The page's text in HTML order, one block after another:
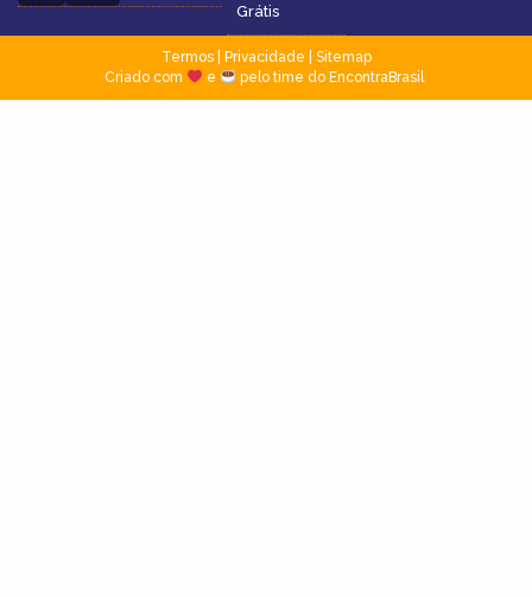
Grátis
Termos| Privacidade
Sitemap
Criado com
e pelo time do EncontraBrasil